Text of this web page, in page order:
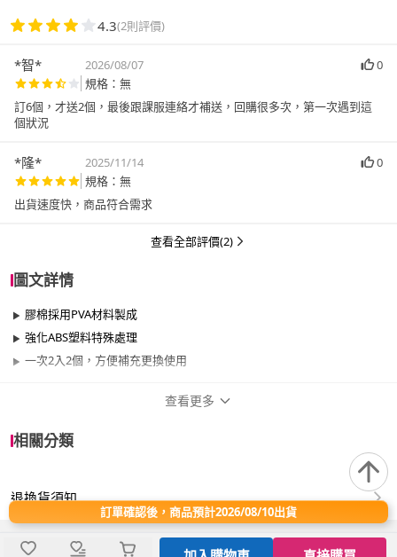
4.3(2則評價)
*智* 2026/08/07
0
規格：無
訂6個，才送2個，最後跟課服連絡才補送，回購很多次，第一次遇到這
個狀況
*隆* 2025/11/14
0
規格：無
出貨速度快，商品符合需求
查看全部評價(2)
圖文詳情
膠棉採用PVA材料製成
強化ABS塑料特殊處理
一次2入2個，方便補充更換使用
適用於
臥室、客廳、浴室、廚房、陽台、餐廳、室
內、室外、玄關
查看更多
相關分類
退換貨須知
訂單確認後，商品預計2026/08/10出貨